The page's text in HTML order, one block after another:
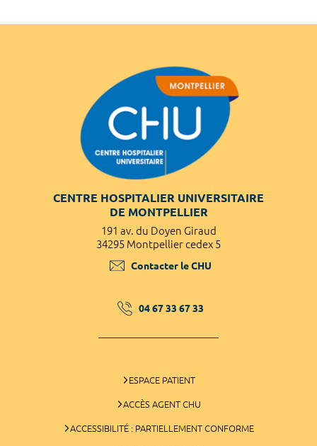
CENTRE HOSPITALIER UNIVERSITAIRE
DE MONTPELLIER
191 av. du Doyen Giraud
34295 Montpellier cedex 5
Contacter le CHU
04 67 33 67 33
ESPACE PATIENT
ACCÈS AGENT CHU
ACCESSIBILITÉ : PARTIELLEMENT CONFORME